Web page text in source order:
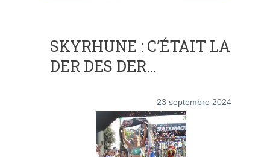
SKYRHUNE : C’ÉTAIT LA
DER DES DER…
23 septembre 2024